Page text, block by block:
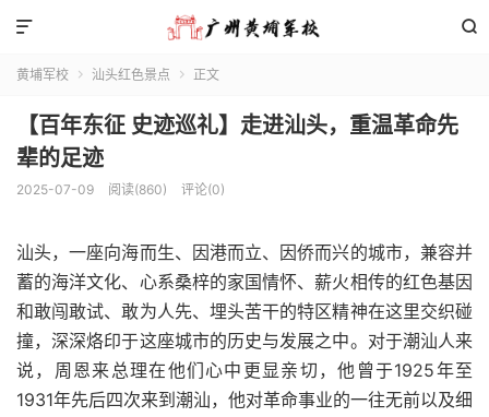


黄埔军校  汕头红色景点  正文
【百年东征 史迹巡礼】走进汕头，重温革命先
辈的足迹
2025-07-09 阅读(860) 评论(0)
汕头，一座向海而生、因港而立、因侨而兴的城市，兼容并
蓄的海洋文化、心系桑梓的家国情怀、薪火相传的红色基因
和敢闯敢试、敢为人先、埋头苦干的特区精神在这里交织碰
撞，深深烙印于这座城市的历史与发展之中。对于潮汕人来
说，周恩来总理在他们心中更显亲切，他曾于1925年至
1931年先后四次来到潮汕，他对革命事业的一往无前以及细